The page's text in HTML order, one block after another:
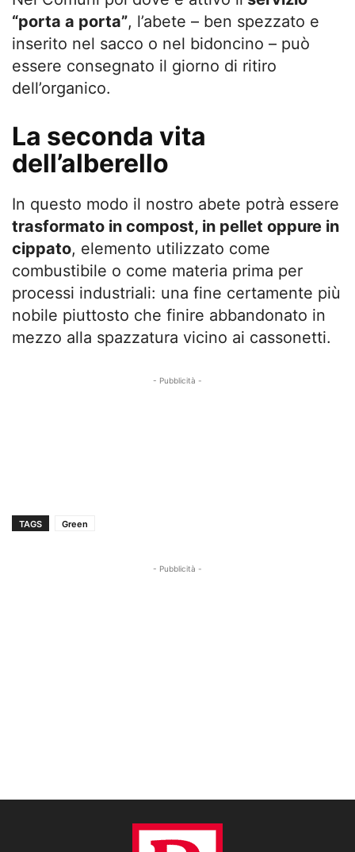
“porta a porta”, l’abete – ben spezzato e
inserito nel sacco o nel bidoncino – può
essere consegnato il giorno di ritiro
dell’organico.
La seconda vita
dell’alberello
In questo modo il nostro abete potrà essere
trasformato in compost, in pellet oppure in
cippato, elemento utilizzato come
combustibile o come materia prima per
processi industriali: una fine certamente più
nobile piuttosto che finire abbandonato in
mezzo alla spazzatura vicino ai cassonetti.
- Pubblicità -
TAGS Green
- Pubblicità -